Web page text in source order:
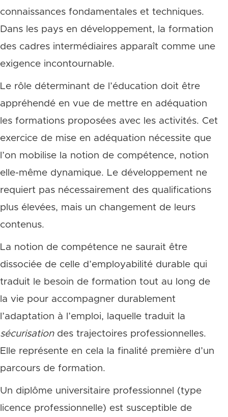
connaissances fondamentales et techniques.
Dans les pays en développement, la formation
des cadres intermédiaires apparaît comme une
exigence incontournable.
Le rôle déterminant de l’éducation doit être
appréhendé en vue de mettre en adéquation
les formations proposées avec les activités. Cet
exercice de mise en adéquation nécessite que
l’on mobilise la notion de compétence, notion
elle-même dynamique. Le développement ne
requiert pas nécessairement des qualifications
plus élevées, mais un changement de leurs
contenus.
La notion de compétence ne saurait être
dissociée de celle d’employabilité durable qui
traduit le besoin de formation tout au long de
la vie pour accompagner durablement
l’adaptation à l’emploi, laquelle traduit la
sécurisationdes trajectoires professionnelles.
Elle représente en cela la finalité première d’un
parcours de formation.
Un diplôme universitaire professionnel (type
licence professionnelle) est susceptible de